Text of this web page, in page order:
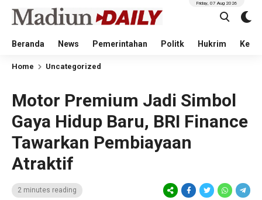
Beranda News Pemerintahan Politk Hukrim
Friday, 07 Aug 2026
Home Uncategorized
Motor Premium Jadi Simbol
Gaya Hidup Baru, BRI Finance
Tawarkan Pembiayaan
Atraktif
2 minutes reading